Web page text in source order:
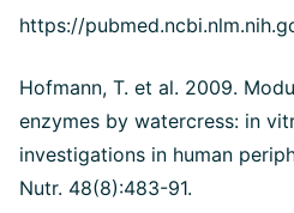
https://
Hofmann, T. et al. 2009.
enzymes by watercress: in
investigations in human
Nutr. 48(8):483-91.